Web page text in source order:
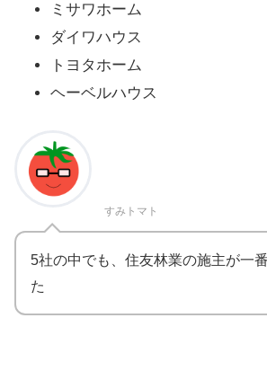
ミサワホーム
ダイワハウス
トヨタホーム
ヘーベルハウス
すみトマト
5社の中でも、住友林業の施主が一
た